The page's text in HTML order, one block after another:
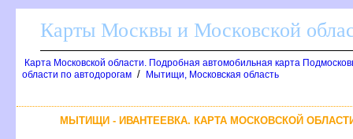
Карты Москвы и Московской
Карта Московской области. Подробная автомобильная карта
области по автодорогам / Мытищи, Московская область
МЫТИЩИ - ИВАНТЕЕВКА. КАРТА МОСКОВСКОЙ